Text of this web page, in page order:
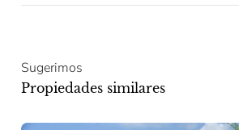
Sugerimos
Propiedades similares